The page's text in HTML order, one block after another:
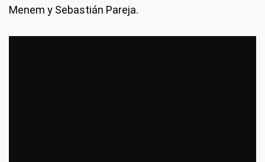
Menem y Sebastián Pareja.